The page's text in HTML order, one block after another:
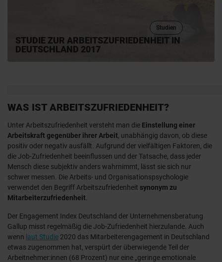
Studien
STUDIE ZUR ARBEITSZUFRIEDENHEIT IN
DEUTSCHLAND 2017
WAS IST ARBEITSZUFRIEDENHEIT?
Unter Arbeitszufriedenheit versteht man die Einstellung einer
Arbeitskraft gegenüber ihrer Arbeit, unabhängig davon, ob diese
positiv oder negativ ausfällt. Aufgrund der vielfältigen Faktoren, die
die Job-Zufriedenheit beeinflussen und der Tatsache, dass jeder
Mensch diese subjektiv anders wahrnimmt, lässt sie sich nur
schwer messen. Die Arbeits- und Organisationspsychologie
verwendet den Begriff Arbeitszufriedenheit synonym zu
Mitarbeiterzufriedenheit
Der Engagement Index Deutschland der Unternehmensberatung
Gallup misst regelmäßig die Job-Zufriedenheit hierzulande. Auch
wenn laut Studie 2020 das Mitarbeiterengagement in Deutschland
etwas zugenommen hat, verspürt der überwiegende Teil der
Arbeitnehmer:innen (68 Prozent) nur eine „geringe emotionale